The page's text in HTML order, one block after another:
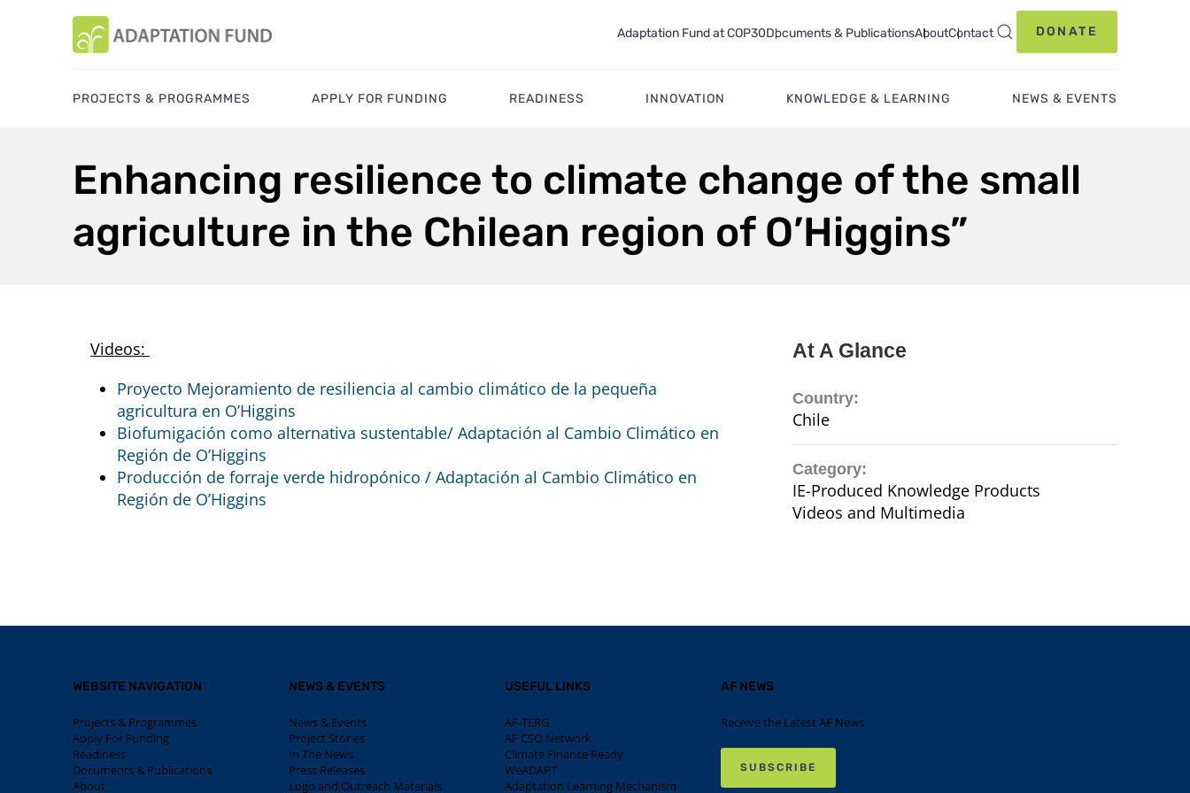
Adaptation Fund at COP30Documents & PublicationsAboutContact DONATE
PROJECTS & PROGRAMMES APPLY FOR FUNDING READINESS INNOVATION KNOWLEDGE & LEARNING NEWS & EVENTS
Enhancing resilience to climate change of the small
agriculture in the Chilean region of O’Higgins”
Videos:
Proyecto Mejoramiento de resiliencia al cambio climático de la pequeña
agricultura en O’Higgins
Biofumigación como alternativa sustentable/ Adaptación al Cambio Climático en
Región de O’Higgins
Producción de forraje verde hidropónico / Adaptación al Cambio Climático en
Región de O’Higgins
At A Glance
Country:
Chile
Category:
IE-Produced Knowledge Products
Videos and Multimedia
WEBSITE NAVIGATION
Projects & Programmes
Apply For Funding
Readiness
Documents & Publications
About
NEWS & EVENTS
News & Events
Project Stories
In The News
Press Releases
Logo and Outreach Materials
USEFUL LINKS
AF-TERG
AF CSO Network
Climate Finance Ready
WeADAPT
Adaptation Learning Mechanism
AF NEWS
Receive the Latest AF News
SUBSCRIBE